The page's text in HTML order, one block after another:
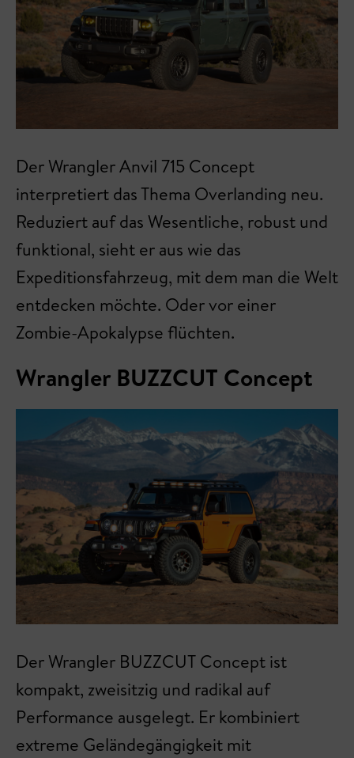
Der Wrangler Anvil 715 Concept
interpretiert das Thema Overlanding neu.
Reduziert auf das Wesentliche, robust und
funktional, sieht er aus wie das
Expeditionsfahrzeug, mit dem man die Welt
entdecken möchte. Oder vor einer
Zombie-Apokalypse flüchten.
Wrangler BUZZCUT Concept
Der Wrangler BUZZCUT Concept ist
kompakt, zweisitzig und radikal auf
Performance ausgelegt. Er kombiniert
extreme Geländegängigkeit mit